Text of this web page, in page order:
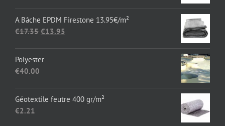
€1,652.89
A Bâche EPDM Firestone 13.95€/m²
€17.35 Le
€13.95
Polyester
€40.00
Géotextile feutre 400 gr/m²
€2.21